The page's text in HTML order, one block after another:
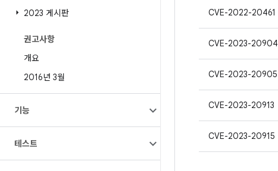
2023 게시판
권고사항
개요
2016년 3월
기능
테스트
CVE-2022-20461
CVE-2023-20904
CVE-2023-20905
CVE-2023-20913
CVE-2023-20915